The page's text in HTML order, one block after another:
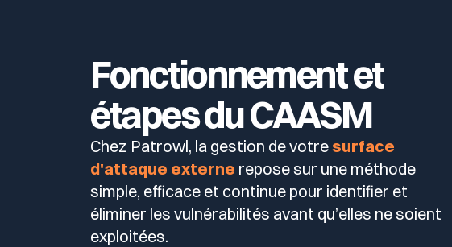
Télécom & Média
Programme CaRe
Fonctionnement et
étapes du CAASM
Chez Patrowl, la gestion de votresurface
d'attaque externe repose sur une méthode
simple, efficace et continue pour identifier et
éliminer les vulnérabilités avant qu’elles ne soient
exploitées.